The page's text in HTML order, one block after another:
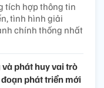
tích hợp thông tin
tình hình giải
chính thống nhất
phát huy vai trò
phát triển mới